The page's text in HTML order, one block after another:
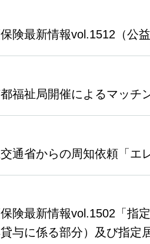
保険最新情報vol.1512（公
都福祉局開催によるマッ
交通省からの周知依頼「エ
保険最新情報vol.1502「
与に係る部分）及び指定